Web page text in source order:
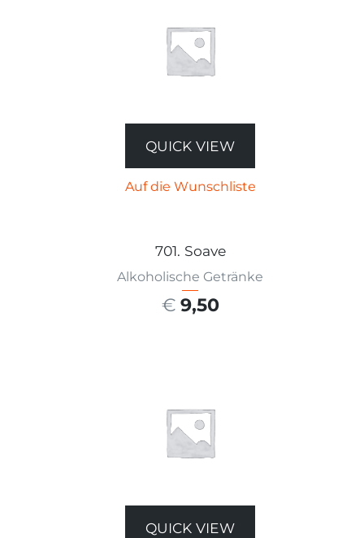
QUICK VIEW
Auf die Wunschliste
701. Soave
Alkoholische Getränke
€ 9,50
QUICK VIEW